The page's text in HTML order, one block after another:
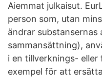
Aiemmat julkaisut.
person som, utan
ändrar substansernas
sammansättning),
i en tillverknings-
exempel för att